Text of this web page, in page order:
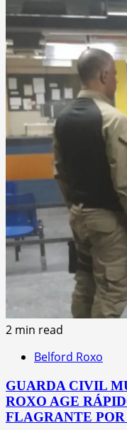
2 min read
Belford Roxo
GUARDA CIVIL
ROXO AGE
FLAGRANTE POR